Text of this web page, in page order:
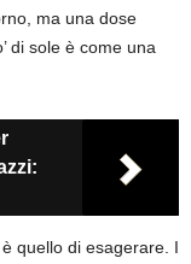
ma una dose
di sole è come una
quello di esagerare. I